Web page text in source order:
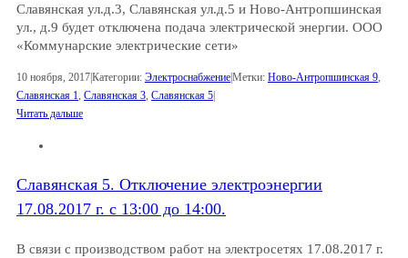
Славянская ул.д.3, Славянская ул.д.5 и Ново-Антропшинская
ул., д.9 будет отключена подача электрической энергии. ООО
«Коммунарские электрические сети»
10 ноября, 2017Категории: ЭлектроснабжениеМетки: Ново-Антропшинская 9,
Славянская 1, Славянская 3, Славянская 5
Читать дальше
Славянская 5. Отключение электроэнергии
17.08.2017 г. с 13:00 до 14:00.
В связи с производством работ на электросетях 17.08.2017 г.